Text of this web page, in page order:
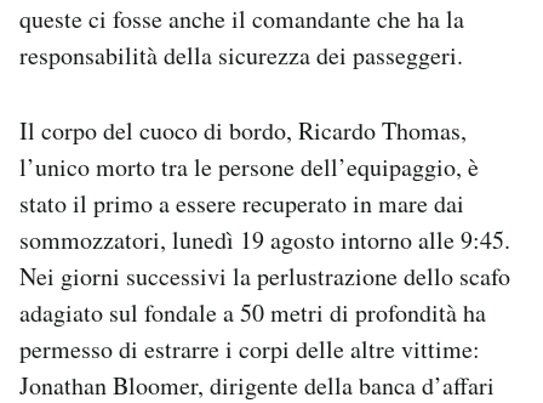
queste ci fosse anche il comandante che ha la
responsabilità della sicurezza dei passeggeri.
Il corpo del cuoco di bordo, Ricardo Thomas,
l’unico morto tra le persone dell’equipaggio, è
stato il primo a essere recuperato in mare dai
sommozzatori, lunedì 19 agosto intorno alle 9:45.
Nei giorni successivi la perlustrazione dello scafo
adagiato sul fondale a 50 metri di profondità ha
permesso di estrarre i corpi delle altre vittime:
Jonathan Bloomer, dirigente della banca d’affari